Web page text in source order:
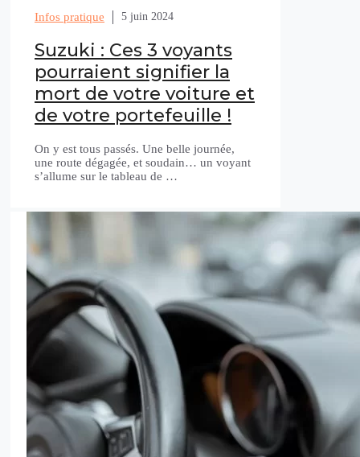
Infos pratique 5 juin 2024
Suzuki : Ces 3 voyants
pourraient signifier la
mort de votre voiture et
de votre portefeuille !
On y est tous passés. Une belle journée,
une route dégagée, et soudain… un voyant
s’allume sur le tableau de …